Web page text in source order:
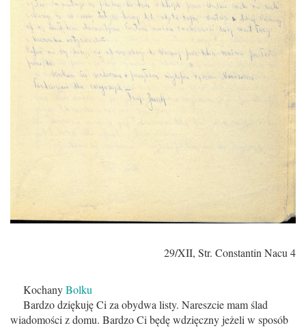
29/XII, Str. Constantin Nacu 4
KochanyBolku
Bardzo dziękuję Ci za obydwa listy. Nareszcie mam ślad
wiadomości z domu. Bardzo Ci będę wdzięczny jeżeli w sposób